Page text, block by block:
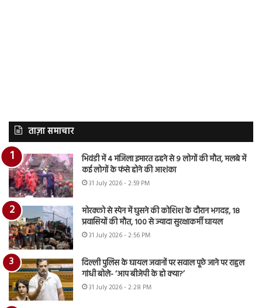
ताज़ा समाचार
भिवंडी में 4 मंजिला इमारत ढहने से 9 लोगों की मौत, मलबे में
कई लोगों के फंसे होने की आशंका
31 July 2026 - 2:59 PM
मोरक्को से स्पेन में घुसने की कोशिश के दौरान भगदड़, 18
प्रवासियों की मौत, 100 से ज्यादा सुरक्षाकर्मी घायल
31 July 2026 - 2:56 PM
दिल्ली पुलिस के घायल जवानों पर सवाल पूछे जाने पर राहुल
गांधी बोले- ‘आप बीजेपी के हो क्या?’
31 July 2026 - 2:28 PM